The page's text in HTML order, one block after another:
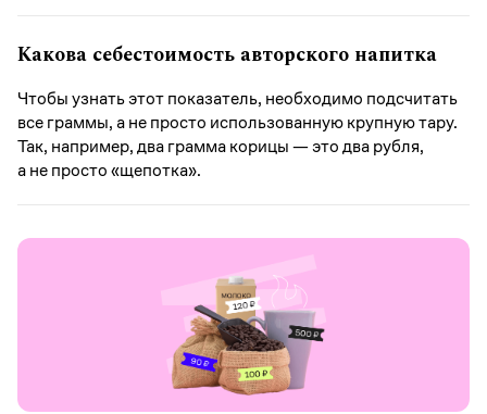
Какова себестоимость авторского напитка
Чтобы узнать этот показатель, необходимо подсчитать
все граммы, а не просто использованную крупную тару.
Так, например, два грамма корицы — это два рубля,
а не просто «щепотка».